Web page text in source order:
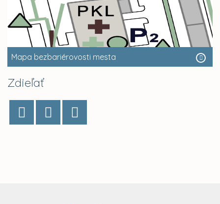
Mapa bezbariérovosti mesta
Zdieľať